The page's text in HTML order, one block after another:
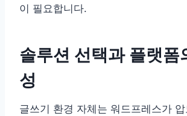
이 필요합니다.
솔루션 선택과 플랫폼
성
글쓰기 환경 자체는 워드프레스가